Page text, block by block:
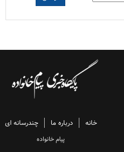
خانه درباره ما چندرسانه ای
پیام خانواده